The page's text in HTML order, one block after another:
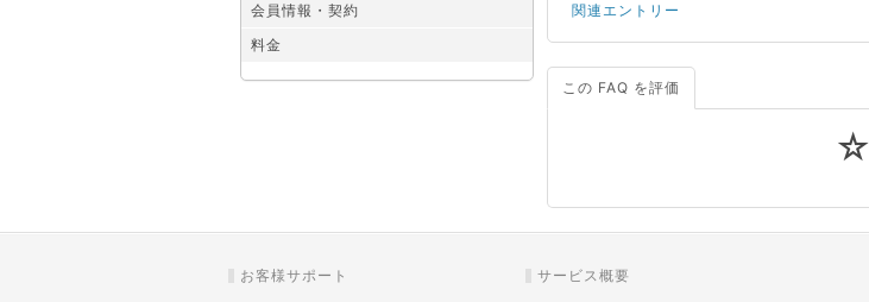
会員情報・契約
料金
関連エントリー
サーバーが重いので調査してほしい
CPUやメモリをアップグレードしたい
この FAQ を評価
☆
お客様サポート サービス概要